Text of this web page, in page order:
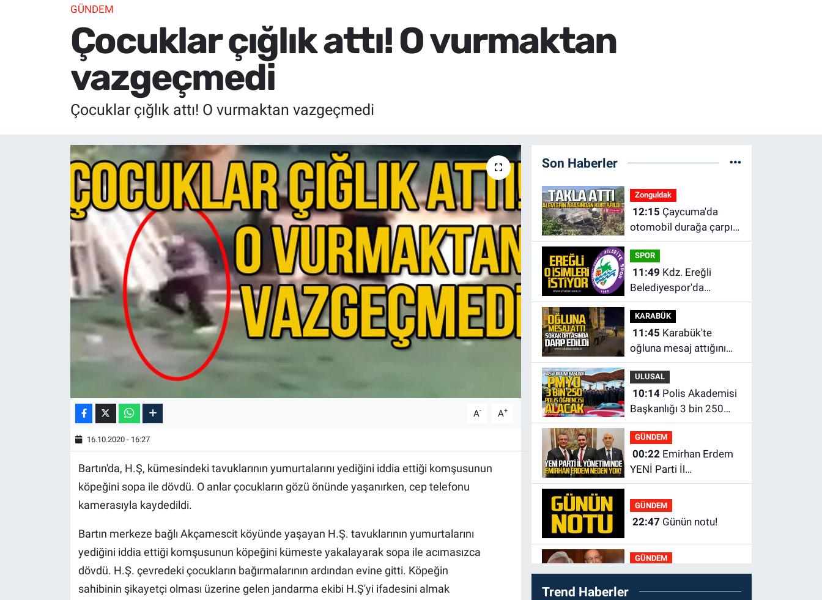
GÜNDEM
Çocuklar çığlık attı! O vurmaktan
vazgeçmedi
Çocuklar çığlık attı! O vurmaktan vazgeçmedi
A- A+
16.10.2020 - 16:27
Bartın'da, H.Ş, kümesindeki tavuklarının yumurtalarını yediğini iddia ettiği komşusunun
köpeğini sopa ile dövdü. O anlar çocukların gözü önünde yaşanırken, cep telefonu
kamerasıyla kaydedildi.
Bartın merkeze bağlı Akçamescit köyünde yaşayan H.Ş. tavuklarının yumurtalarını
yediğini iddia ettiği komşusunun köpeğini kümeste yakalayarak sopa ile acımasızca
dövdü. H.Ş. çevredeki çocukların bağırmalarının ardından evine gitti. Köpeğin
sahibinin şikayetçi olması üzerine gelen jandarma ekibi H.Ş'yi ifadesini almak
Son Haberler
Zonguldak
12:15
otomobil durağa çarpıp
takla attı. Sürücü
alevlerin arasından
kurtarıldı.
SPOR
11:49
Belediyespor'da
kulübün başına kim
geçecek?
KARABÜK
11:45
oğluna mesaj attığını
iddia ettiği genci darp
etti.
ULUSAL
10:14Polis Akademisi
Başkanlığı 3 bin 250
polis öğrencisi alacak.
GÜNDEM
00:22Emirhan Erdem
YENİ Parti İl
yönetiminden neden
yok?
GÜNDEM
22:47 Günün notu!
GÜNDEM
22:01Gülden Tanyeri
hayatını kaybetti
Trend Haberler